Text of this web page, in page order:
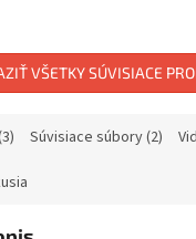
VŠETKY SÚVISIACE
Súvisiace súbory (2)